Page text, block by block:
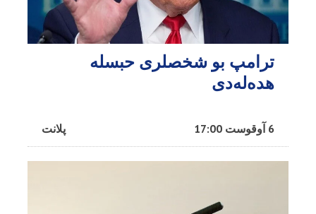
ترامپ بو شخصلری حبسله
هده‌له‌دی
پلانت 6 آوقوست 17:00